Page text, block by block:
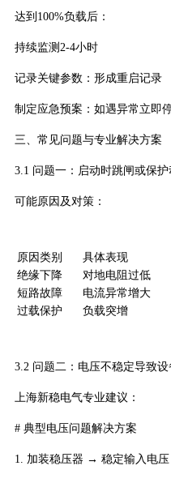
达到100%负载后：
持续监测2-4小时
记录关键参数：形成重启记录
制定应急预案：如遇异常立即
三、常见问题与专业解决方案
3.1 问题一：启动时跳闸或保护
可能原因及对策：
原因类别
具体表现
绝缘下降
对地电阻过低
短路故障
电流异常增大
过载保护
负载突增
3.2 问题二：电压不稳定导致
上海新稳电气专业建议：
# 典型电压问题解决方案
1. 加装稳压器 → 稳定输入电